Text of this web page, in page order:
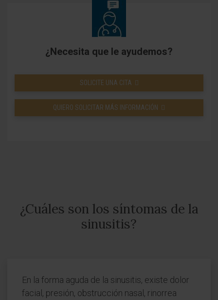
¿Necesita que le ayudemos?
SOLICITE UNA CITA
QUIERO SOLICITAR MÁS INFORMACIÓN
¿Cuáles son los síntomas de la
sinusitis?
En la forma aguda de la sinusitis, existe dolor
facial, presión, obstrucción nasal, rinorrea